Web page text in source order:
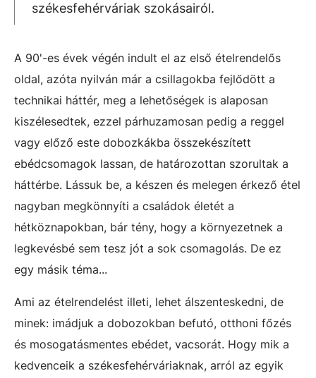
székesfehérváriak szokásairól.
A 90'-es évek végén indult el az első ételrendelős
oldal, azóta nyilván már a csillagokba fejlődött a
technikai háttér, meg a lehetőségek is alaposan
kiszélesedtek, ezzel párhuzamosan pedig a reggel
vagy előző este dobozkákba összekészített
ebédcsomagok lassan, de határozottan szorultak a
háttérbe. Lássuk be, a készen és melegen érkező étel
nagyban megkönnyíti a családok életét a
hétköznapokban, bár tény, hogy a környezetnek a
legkevésbé sem tesz jót a sok csomagolás. De ez
egy másik téma...
Ami az ételrendelést illeti, lehet álszenteskedni, de
minek: imádjuk a dobozokban befutó, otthoni főzés
és mosogatásmentes ebédet, vacsorát. Hogy mik a
kedvenceik a székesfehérváriaknak, arról az egyik